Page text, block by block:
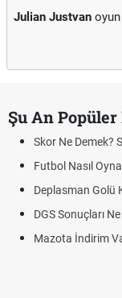
Julian Justvan oyun
Şu An
Skor Ne Demek?
Futbol Nasıl
Deplasman Golü
DGS Sonuçları
Mazota İndirim